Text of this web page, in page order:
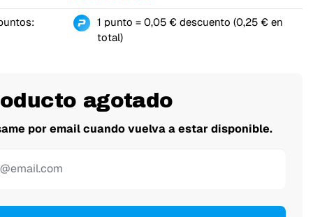
1 punto = 0,05 € descuento (0,25 € en
total)
agotado
por email cuando vuelva a estar disponible.